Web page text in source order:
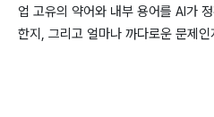
업 고유의 약어와 내부 용어를 AI가
한지, 그리고 얼마나 까다로운 문제